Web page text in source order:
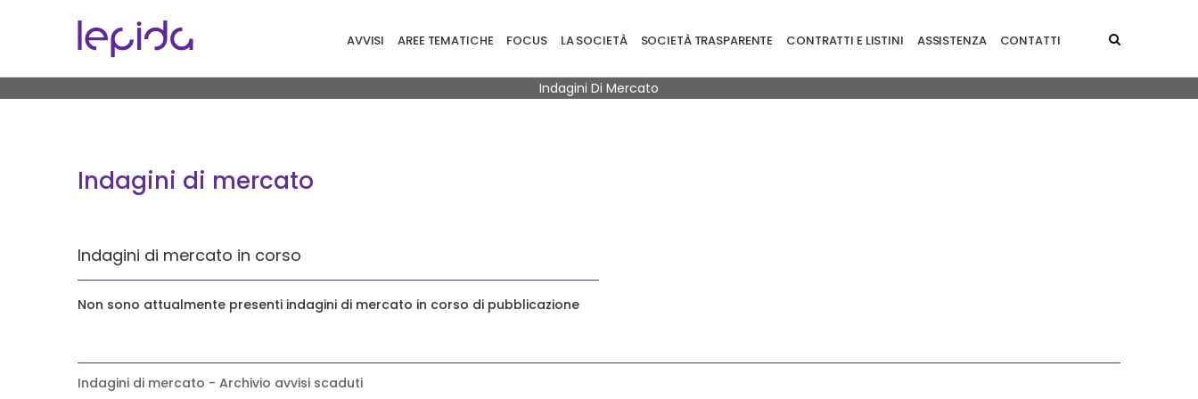
AVVISI AREE TEMATICHE FOCUS LA SOCIETÀ SOCIETÀ TRASPARENTE CONTRATTI E LISTINI ASSISTENZA CONTATTI
Briciole di pane
Indagini Di Mercato
Indagini di mercato
Indagini di mercato in corso
Non sono attualmente presenti indagini di mercato in corso di pubblicazione
Indagini di mercato - Archivio avvisi scaduti